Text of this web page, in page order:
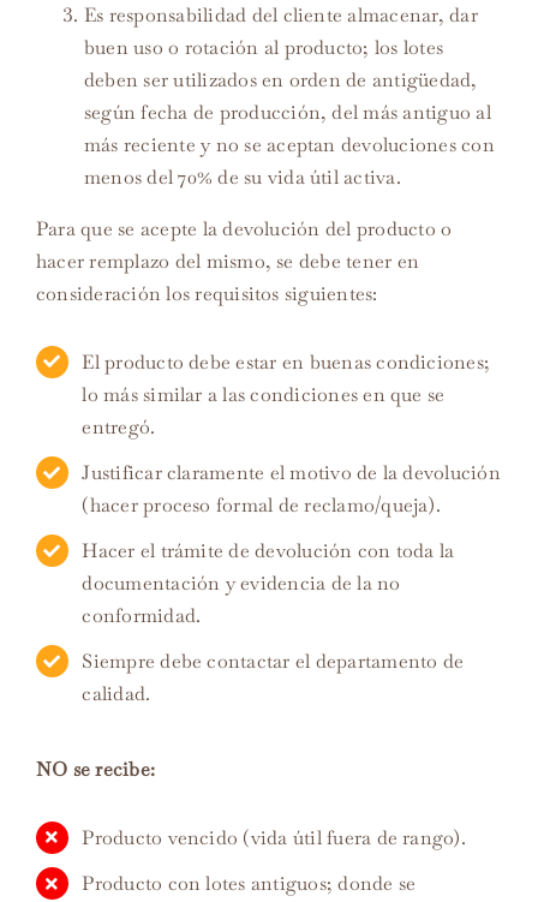
Es responsabilidad del cliente almacenar, dar
buen uso o rotación al producto; los lotes
deben ser utilizados en orden de antigüedad,
según fecha de producción, del más antiguo al
más reciente y no se aceptan devoluciones con
menos del 70% de su vida útil activa.
Para que se acepte la devolución del producto o
hacer remplazo del mismo, se debe tener en
consideración los requisitos siguientes:
El producto debe estar en buenas condiciones;
lo más similar a las condiciones en que se
entregó.
Justificar claramente el motivo de la devolución
(hacer proceso formal de reclamo/queja).
Hacer el trámite de devolución con toda la
documentación y evidencia de la no
conformidad.
Siempre debe contactar el departamento de
calidad.
NO se recibe:
Producto vencido (vida útil fuera de rango).
Producto con lotes antiguos; donde se